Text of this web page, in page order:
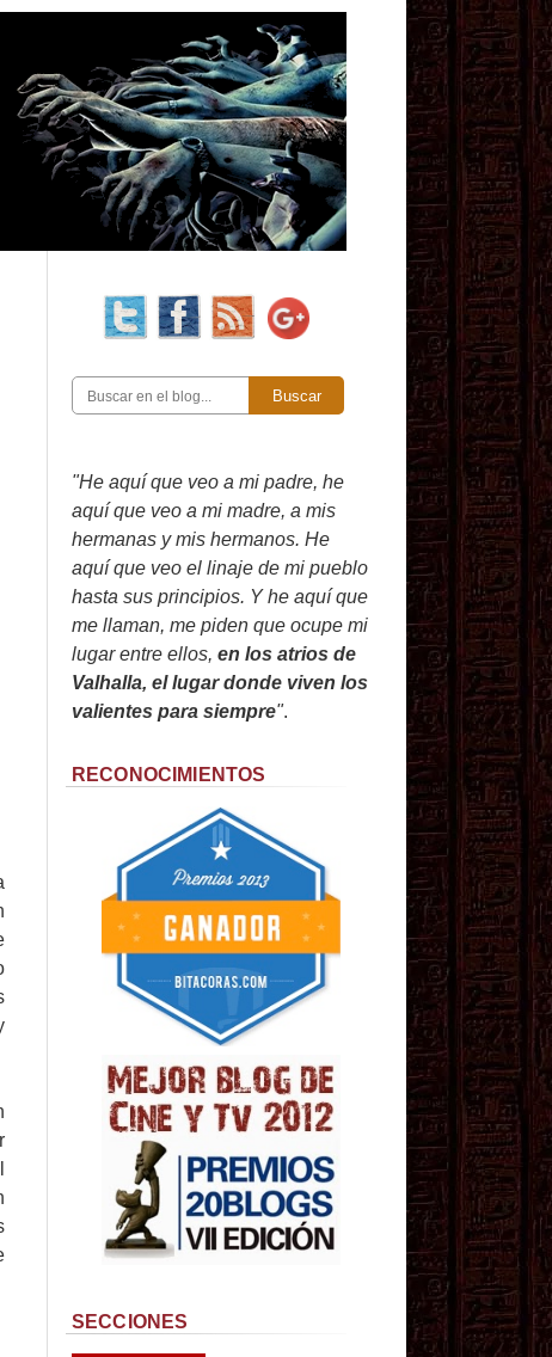
Buscar
"He aquí que veo a mi padre, he
aquí que veo a mi madre, a mis
hermanas y mis hermanos. He
aquí que veo el linaje de mi pueblo
hasta sus principios. Y he aquí que
me llaman, me piden que ocupe mi
lugar entre ellos, en los atrios de
Valhalla, el lugar donde viven los
valientes para siempre".
RECONOCIMIENTOS
SECCIONES